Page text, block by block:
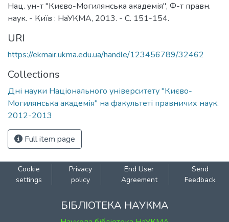
Нац. ун-т "Києво-Могилянська академія", Ф-т правн.
наук. - Київ : НаУКМА, 2013. - C. 151-154.
URI
https://ekmair.ukma.edu.ua/handle/123456789/32462
Collections
Дні науки Національного університету "Києво-
Могилянська академія" на факультеті правничих наук.
2012-2013
Full item page
Cookie
settings
Privacy
policy
End User
Agreement
Send
Feedback
БІБЛІОТЕКА НАУКМА